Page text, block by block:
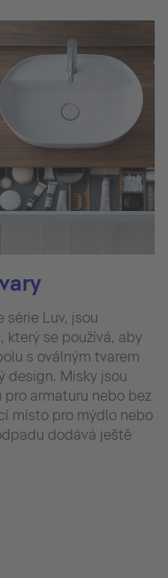
série Luv, jsou
který se používá, aby
s oválným tvarem
design. Misky jsou
armaturu nebo bez
místo pro mýdlo nebo
dodává ještě